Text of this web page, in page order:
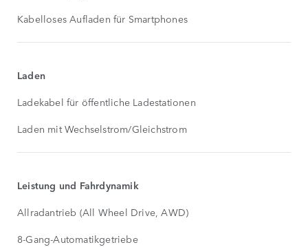
Kabelloses Aufladen für Smartphones
Laden
Ladekabel für öffentliche Ladestationen
Laden mit Wechselstrom/Gleichstrom
Leistung und Fahrdynamik
Allradantrieb (All Wheel Drive, AWD)
8-Gang-Automatikgetriebe